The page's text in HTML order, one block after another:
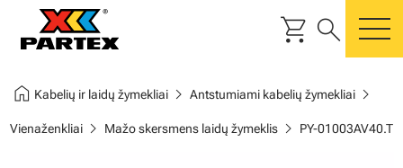
shopping_cart search
home Kabelių ir laidų žymekliaichevron_right Antstumiami kabelių žymekliaichevron_right
Vienaženkliaichevron_right Mažo skersmens laidų žymeklischevron_right PY-01003AV40.T